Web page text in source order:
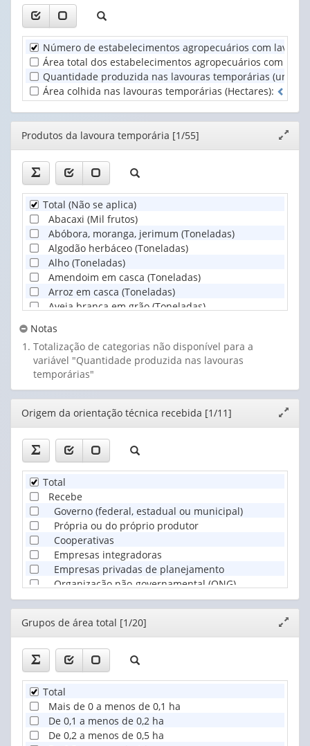
Unidade
Territorial
(1)
Grupos
de
área
total
(1)
Número de estabelecimentos agropecuários com
Área total dos estabelecimentos agropecuários com
Quantidade produzida nas lavouras temporárias
Área colhida nas lavouras temporárias (Hectares):
Editor
janela
Produtos da lavoura temporária [1/55]
Fumo em folha seca (Toneladas)
Gergelim (semente) (Toneladas)
Girassol (semente) (Toneladas)
Juta (fibra) (Toneladas)
Linho (fibra) (Toneladas)
Malva (fibra) (Toneladas)
Mamona (Toneladas)
Mandioca (aipim, macaxeira) (Toneladas)
Melancia (Toneladas)
Melão (Toneladas)
Milho em grão (Toneladas)
Rami (fibra) (Toneladas)
Soja em grão (Toneladas)
Sorgo em grão (Toneladas)
Sorgo vassoura (Toneladas)
Tomate rasteiro (industrial) (Toneladas)
Trigo em grão (Toneladas)
Trigo preto em grão (Toneladas)
Total (Não se aplica)
Abacaxi (Mil frutos)
Abóbora, moranga, jerimum (Toneladas)
Algodão herbáceo (Toneladas)
Alho (Toneladas)
Amendoim em casca (Toneladas)
Arroz em casca (Toneladas)
Aveia branca em grão (Toneladas)
Cana-de-açúcar (Toneladas)
Cebola (Toneladas)
Centeio em grão (Toneladas)
Cevada em casca (Toneladas)
Colza (canola) (Toneladas)
Ervilha em grão (Toneladas)
Fava em grão (Toneladas)
Feijão preto em grão (Toneladas)
Feijão de cor em grão (Toneladas)
Feijão fradinho em grão (Toneladas)
Feijão verde (Toneladas)
Notas
Totalização de categorias não disponível para a
variável "Quantidade produzida nas lavouras
temporárias"
Editor
janela
Origem da orientação técnica recebida [1/11]
Total
Recebe
Governo (federal, estadual ou municipal)
Própria ou do próprio produtor
Cooperativas
Empresas integradoras
Empresas privadas de planejamento
Organização não-governamental (ONG)
Sistema S
Outra
Não recebe
Editor
janela
Grupos de área total [1/20]
Total
Mais de 0 a menos de 0,1 ha
De 0,1 a menos de 0,2 ha
De 0,2 a menos de 0,5 ha